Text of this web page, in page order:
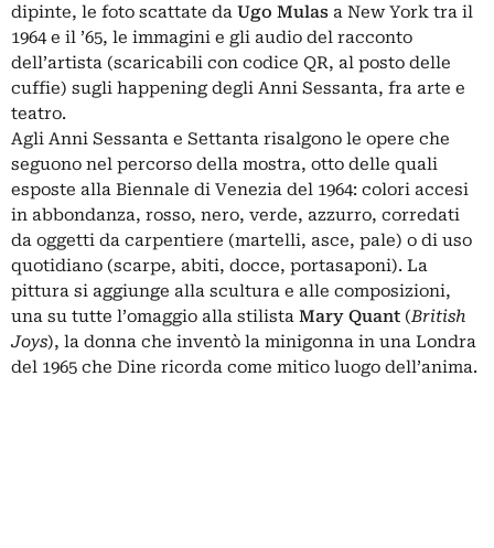
dipinte, le foto scattate da Ugo Mulas a New York tra il
1964 e il ’65, le immagini e gli audio del racconto
dell’artista (scaricabili con codice QR, al posto delle
cuffie) sugli happening degli Anni Sessanta, fra arte e
teatro.
Agli Anni Sessanta e Settanta risalgono le opere che
seguono nel percorso della mostra, otto delle quali
esposte alla Biennale di Venezia del 1964: colori accesi
in abbondanza, rosso, nero, verde, azzurro, corredati
da oggetti da carpentiere (martelli, asce, pale) o di uso
quotidiano (scarpe, abiti, docce, portasaponi). La
pittura si aggiunge alla scultura e alle composizioni,
una su tutte l’omaggio alla stilista Mary Quant (British
Joys), la donna che inventò la minigonna in una Londra
del 1965 che Dine ricorda come mitico luogo dell’anima.